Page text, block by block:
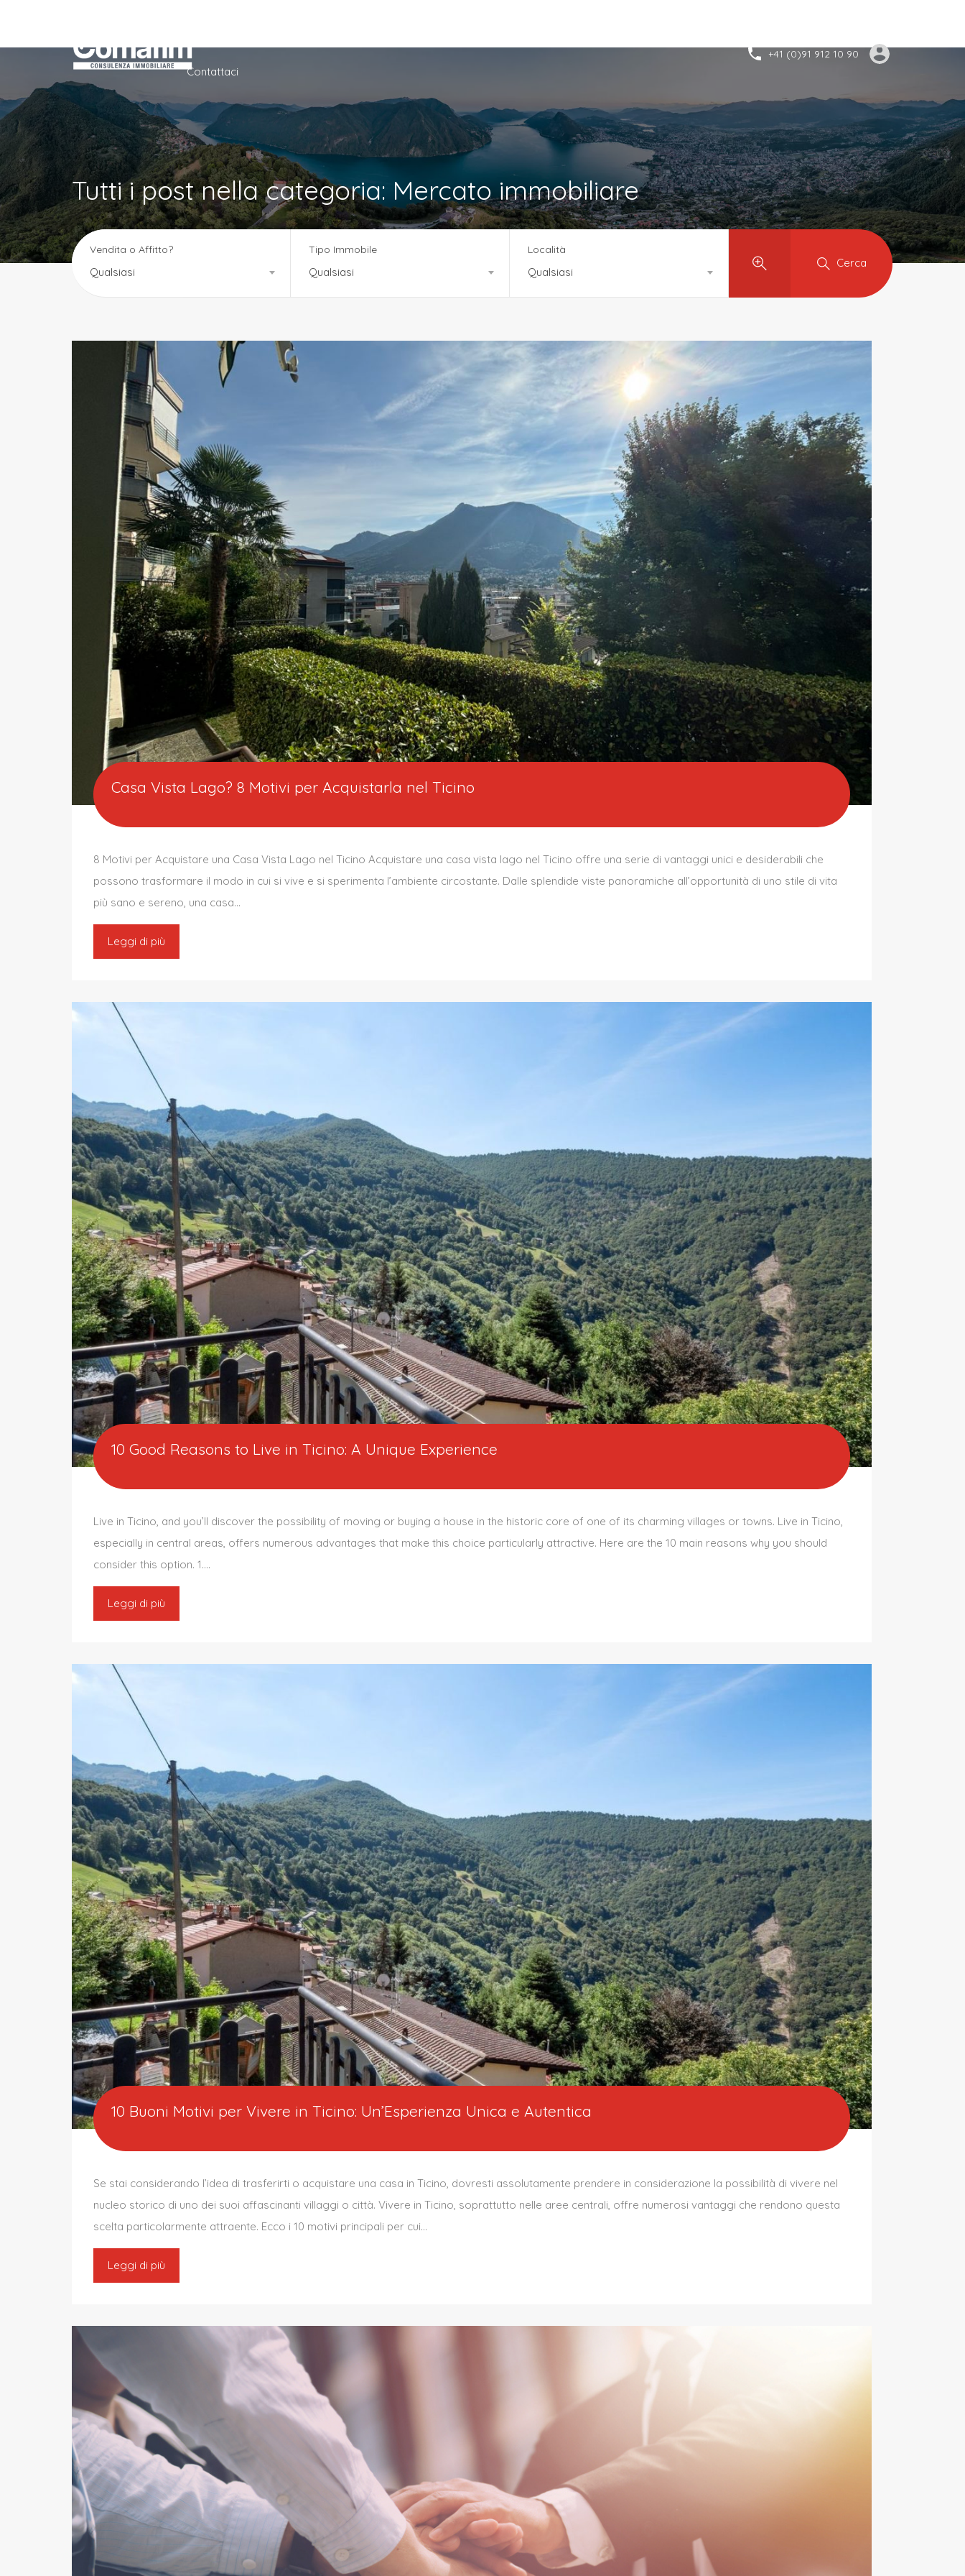
Contattaci
+41 (0)91 912 10 90
Tutti i post nella categoria: Mercato immobiliare
Vendita o Affitto?
Qualsiasi
Tipo Immobile
Qualsiasi
Località
Qualsiasi
Cerca
Casa Vista Lago? 8 Motivi per Acquistarla nel Ticino
8 Motivi per Acquistare una Casa Vista Lago nel Ticino Acquistare una casa vista lago nel Ticino offre una serie di vantaggi unici e desiderabili che
possono trasformare il modo in cui si vive e si sperimenta l’ambiente circostante. Dalle splendide viste panoramiche all’opportunità di uno stile di vita
più sano e sereno, una casa…
Leggi di più
10 Good Reasons to Live in Ticino: A Unique Experience
Live in Ticino, and you’ll discover the possibility of moving or buying a house in the historic core of one of its charming villages or towns. Live in Ticino,
especially in central areas, offers numerous advantages that make this choice particularly attractive. Here are the 10 main reasons why you should
consider this option. 1….
Leggi di più
10 Buoni Motivi per Vivere in Ticino: Un’Esperienza Unica e Autentica
Se stai considerando l’idea di trasferirti o acquistare una casa in Ticino, dovresti assolutamente prendere in considerazione la possibilità di vivere nel
nucleo storico di uno dei suoi affascinanti villaggi o città. Vivere in Ticino, soprattutto nelle aree centrali, offre numerosi vantaggi che rendono questa
scelta particolarmente attraente. Ecco i 10 motivi principali per cui…
Leggi di più